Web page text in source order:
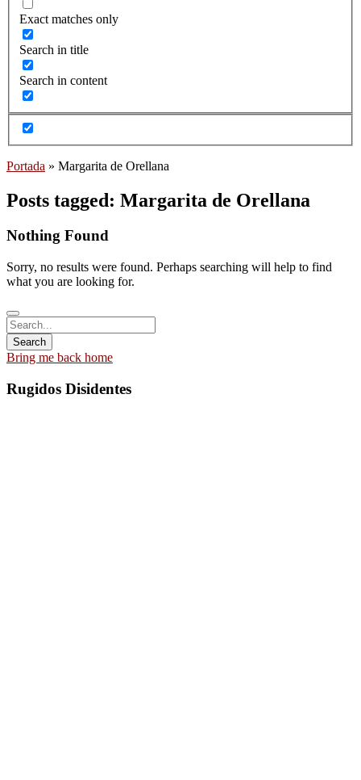
Exact matches only
Search in title
Search in content
Portada » Margarita de Orellana
Posts tagged: Margarita de Orellana
Nothing Found
Sorry, no results were found. Perhaps searching will help to find
what you are looking for.
Bring me back home
Rugidos Disidentes